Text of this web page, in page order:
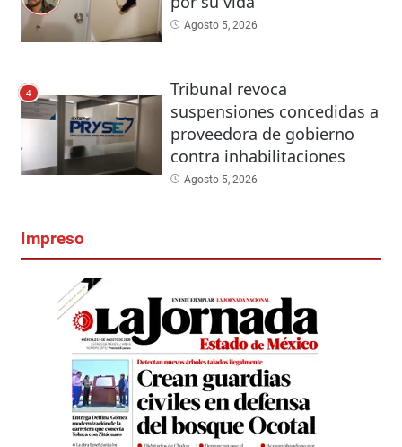
Agosto 5, 2026
4
Tribunal revoca
suspensiones concedidas a
proveedora de gobierno
contra inhabilitaciones
Agosto 5, 2026
Impreso